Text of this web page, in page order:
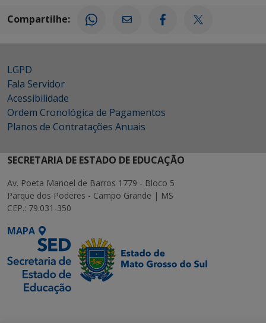
Compartilhe:
LGPD
Fala Servidor
Acessibilidade
Ordem Cronológica de Pagamentos
Planos de Contratações Anuais
SECRETARIA DE ESTADO DE EDUCAÇÃO
Av. Poeta Manoel de Barros 1779 - Bloco 5
Parque dos Poderes - Campo Grande | MS
CEP.: 79.031-350
MAPA